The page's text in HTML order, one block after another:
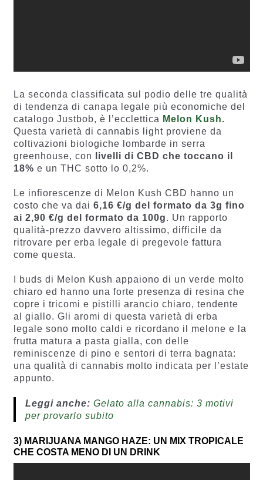
La seconda classificata sul podio delle tre qualità
di tendenza di canapa legale più economiche del
catalogo Justbob, è l’ecclettica Melon Kush.
Questa varietà di cannabis light proviene da
coltivazioni biologiche lombarde in serra
greenhouse, con livelli di CBD che toccano il
18% e un THC sotto lo 0,2%.
Le infiorescenze di Melon Kush CBD hanno un
costo che va dai 6,16 €/g del formato da 3g fino
ai 2,90 €/g del formato da 100g. Un rapporto
qualità-prezzo davvero altissimo, difficile da
ritrovare per erba legale di pregevole fattura
come questa.
I buds di Melon Kush appaiono di un verde molto
chiaro ed hanno una forte presenza di resina che
copre i tricomi e pistilli arancio chiaro, tendente
al giallo. Gli aromi di questa varietà di erba
legale sono molto caldi e ricordano il melone e la
frutta matura a pasta gialla, con delle
reminiscenze di pino e sentori di terra bagnata:
una qualità di cannabis molto indicata per l’estate
appunto.
Leggi anche: Gelato alla cannabis: 3 motivi
per provarlo subito
3) MARIJUANA MANGO HAZE: UN MIX TROPICALE
CHE COSTA MENO DI UN DRINK